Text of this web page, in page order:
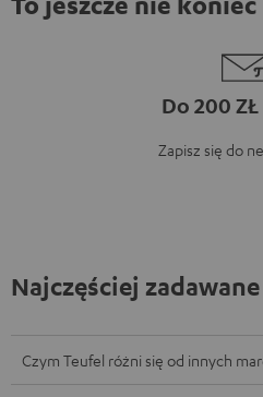
Do 200
Zapisz się do
Najczęściej
Czym Teufel różni się od innych